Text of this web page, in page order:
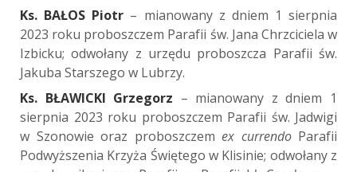
Ks. BAŁOS Piotr – mianowany z dniem 1 sierpnia
2023 roku proboszczem Parafii św. Jana Chrzciciela w
Izbicku; odwołany z urzędu proboszcza Parafii św.
Jakuba Starszego w Lubrzy.
Ks. BŁAWICKI Grzegorz – mianowany z dniem 1
sierpnia 2023 roku proboszczem Parafii św. Jadwigi
w Szonowie oraz proboszczem ex currendoParafii
Podwyższenia Krzyża Świętego w Klisinie; odwołany z